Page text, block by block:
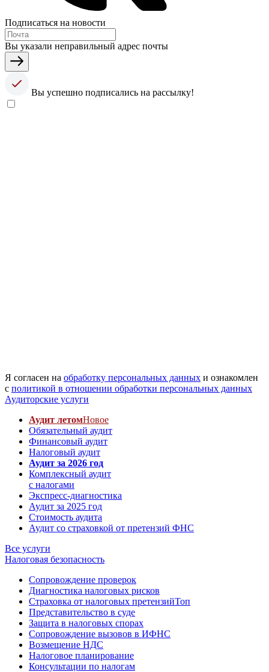
Подписаться на новости
Вы указали неправильный адрес почты
Вы успешно подписались на рассылку!
Я согласен на обработку персональных данных и ознакомлен
с политикой в отношении обработки персональных данных
Аудиторские услуги
Аудит летомНовое
Обязательный аудит
Финансовый аудит
Налоговый аудит
Аудит за 2026 год
Комплексный аудит
с налогами
Экспресс-диагностика
Аудит за 2025 год
Стоимость аудита
Аудит со страховкой от претензий ФНС
Все услуги
Налоговая безопасность
Сопровождение проверок
Диагностика налоговых рисков
Страховка от налоговых претензийТоп
Представительство в суде
Защита в налоговых спорах
Сопровождение вызовов в ИФНС
Возмещение НДС
Налоговое планирование
Консультации по налогам